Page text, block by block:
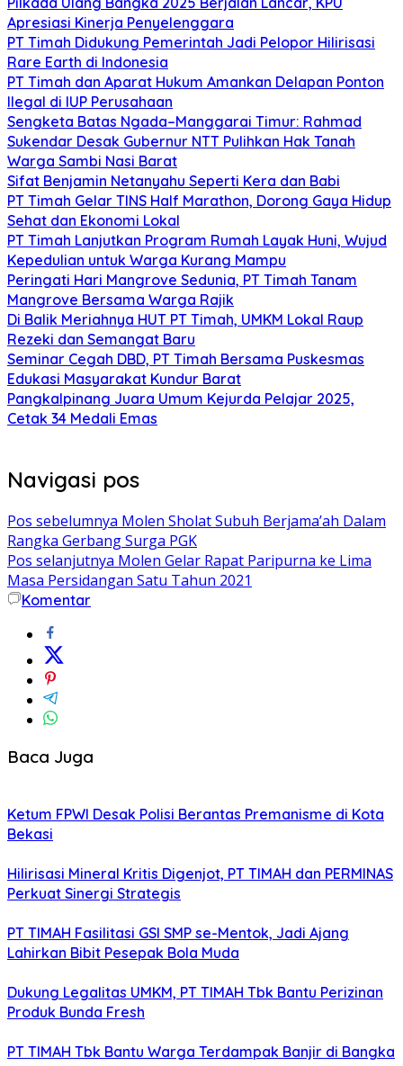
Apresiasi Kinerja Penyelenggara
PT Timah Didukung Pemerintah Jadi Pelopor Hilirisasi
Rare Earth di Indonesia
PT Timah dan Aparat Hukum Amankan Delapan Ponton
Ilegal di IUP Perusahaan
Sengketa Batas Ngada–Manggarai Timur: Rahmad
Sukendar Desak Gubernur NTT Pulihkan Hak Tanah
Warga Sambi Nasi Barat
Sifat Benjamin Netanyahu Seperti Kera dan Babi
PT Timah Gelar TINS Half Marathon, Dorong Gaya Hidup
Sehat dan Ekonomi Lokal
PT Timah Lanjutkan Program Rumah Layak Huni, Wujud
Kepedulian untuk Warga Kurang Mampu
Peringati Hari Mangrove Sedunia, PT Timah Tanam
Mangrove Bersama Warga Rajik
Di Balik Meriahnya HUT PT Timah, UMKM Lokal Raup
Rezeki dan Semangat Baru
Seminar Cegah DBD, PT Timah Bersama Puskesmas
Edukasi Masyarakat Kundur Barat
Pangkalpinang Juara Umum Kejurda Pelajar 2025,
Cetak 34 Medali Emas
Navigasi pos
Pos sebelumnya Molen Sholat Subuh Berjama’ah Dalam
Rangka Gerbang Surga PGK
Pos selanjutnya Molen Gelar Rapat Paripurna ke Lima
Masa Persidangan Satu Tahun 2021
Komentar
Baca Juga
Ketum FPWI Desak Polisi Berantas Premanisme di Kota
Bekasi
Hilirisasi Mineral Kritis Digenjot, PT TIMAH dan PERMINAS
Perkuat Sinergi Strategis
PT TIMAH Fasilitasi GSI SMP se-Mentok, Jadi Ajang
Lahirkan Bibit Pesepak Bola Muda
Dukung Legalitas UMKM, PT TIMAH Tbk Bantu Perizinan
Produk Bunda Fresh
PT TIMAH Tbk Bantu Warga Terdampak Banjir di Bangka